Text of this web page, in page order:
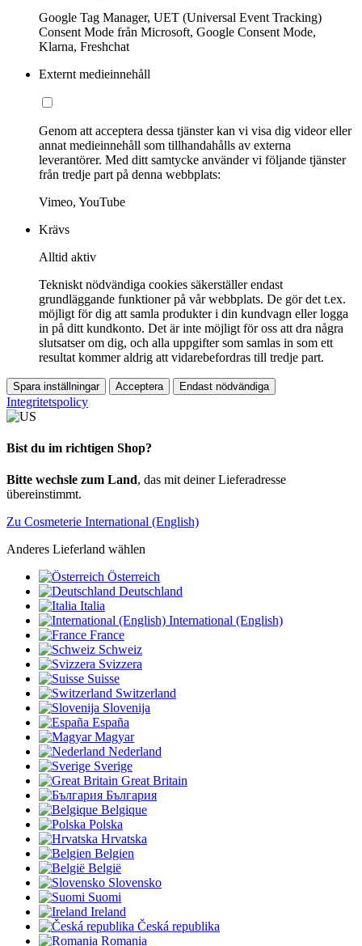
Google Tag Manager, UET (Universal Event Tracking)
Consent Mode från Microsoft, Google Consent Mode,
Klarna, Freshchat
Externt medieinnehåll
Genom att acceptera dessa tjänster kan vi visa dig videor eller
annat medieinnehåll som tillhandahålls av externa
leverantörer. Med ditt samtycke använder vi följande tjänster
från tredje part på denna webbplats:
Vimeo, YouTube
Krävs
Alltid aktiv
Tekniskt nödvändiga cookies säkerställer endast
grundläggande funktioner på vår webbplats. De gör det t.ex.
möjligt för dig att samla produkter i din kundvagn eller logga
in på ditt kundkonto. Det är inte möjligt för oss att dra några
slutsatser om dig, och alla uppgifter som samlas in som ett
resultat kommer aldrig att vidarebefordras till tredje part.
Spara inställningar Acceptera Endast nödvändiga
Integritetspolicy
Bist du im richtigen Shop?
Bitte wechsle zum Land, das mit deiner Lieferadresse
übereinstimmt.
Zu Cosmeterie International (English)
Anderes Lieferland wählen
Österreich
Deutschland
Italia
International (English)
France
Schweiz
Svizzera
Suisse
Switzerland
Slovenija
España
Magyar
Nederland
Sverige
Great Britain
България
Belgique
Polska
Hrvatska
Belgien
België
Slovensko
Suomi
Ireland
Česká republika
Romania